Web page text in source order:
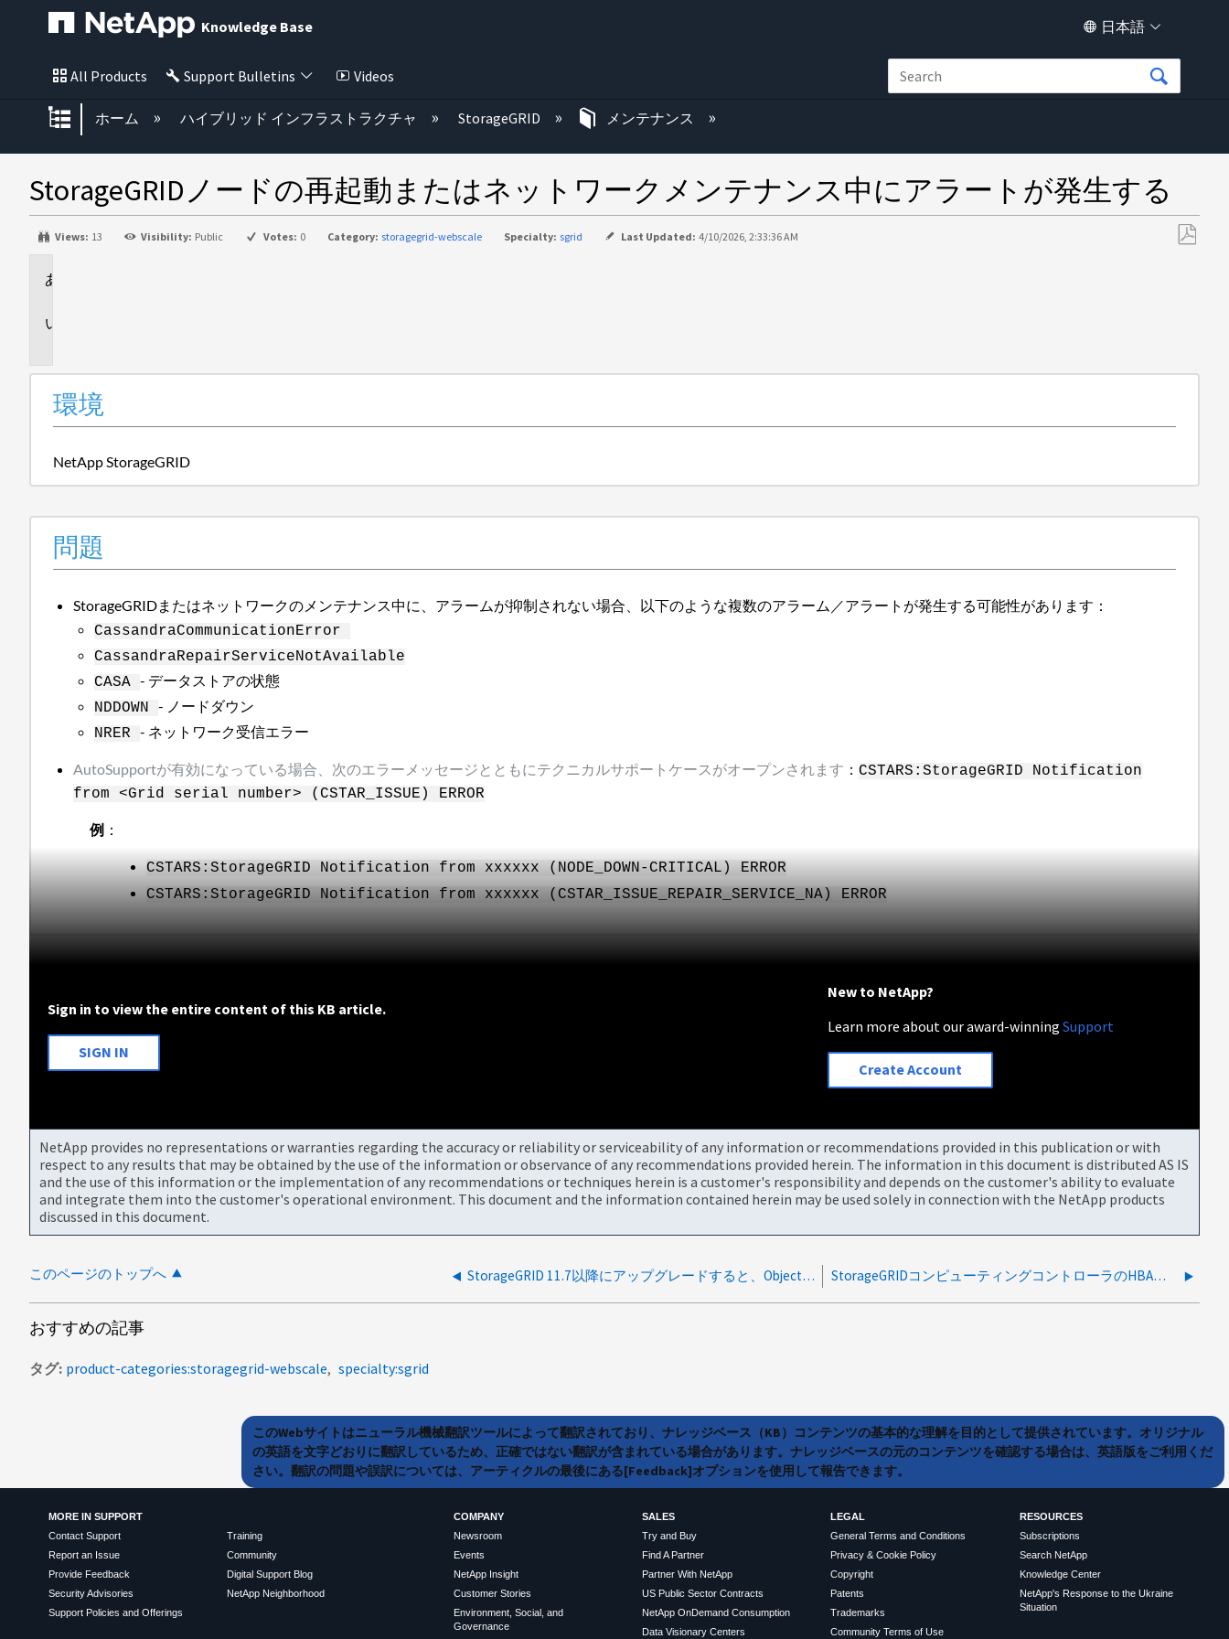
Knowledge Base 日本語
All Products Support Bulletins Videos
グローバル階層を展開/折りたたむ
ホーム ハイブリッド インフラストラクチャ StorageGRID メンテナンス
StorageGRIDノードの再起動またはネットワークメンテナンス中にアラートが発生する
Views: 13 Visibility: Public Votes: 0 Category: storagegrid-webscale Specialty: sgrid Last Updated: 4/10/2026, 2:33:36 AM
環境
NetApp StorageGRID
問題
StorageGRIDまたはネットワークのメンテナンス中に、アラームが抑制されない場合、以下のような複数のアラーム／アラートが発生する可能性があります：
CassandraCommunicationError
CassandraRepairServiceNotAvailable
CASA - データストアの状態
NDDOWN - ノードダウン
NRER - ネットワーク受信エラー
AutoSupportが有効になっている場合、次のエラーメッセージとともにテクニカルサポートケースがオープンされます ：CSTARS:StorageGRID Notification
from <Grid serial number> (CSTAR_ISSUE)
ERROR
例 ：
CSTARS:StorageGRID Notification from xxxxxx (NODE_DOWN-CRITICAL) ERROR
CSTARS:StorageGRID Notification from xxxxxx (CSTAR_ISSUE_REPAIR_SERVICE_NA) ERROR
Sign in to view the entire content of this KB article.
SIGN IN
New to NetApp?
Learn more about our award-winningSupport
Create Account
NetApp provides no representations or warranties regarding the accuracy or reliability or serviceability of any information or recommendations provided in this publication or with
respect to any results that may be obtained by the use of the information or observance of any recommendations provided herein. The information in this document is distributed AS IS
and the use of this information or the implementation of any recommendations or techniques herein is a customer's responsibility and depends on the customer's ability to evaluate
and integrate them into the customer's operational environment. This document and the information contained herein may be used solely in connection with the NetApp products
discussed in this document.
このページのトップへ StorageGRID 11.7以降にアップグレードすると、Object-Storeが「使用できない」/ S3アプリケーションへの接続が失われる StorageGRIDコンピューティングコントローラのHBAポートで黄色のライトが点灯
おすすめの記事
タグ product-categories:storagegrid-webscale specialty:sgrid
このWebサイトはニューラル機械翻訳ツールによって翻訳されており、ナレッジベース（KB）コンテンツの基本的な理解を目的として提供されています。オリジナル
の英語を文字どおりに翻訳しているため、正確ではない翻訳が含まれている場合があります。ナレッジベースの元のコンテンツを確認する場合は、英語版をご利用くだ
さい。翻訳の問題や誤訳については、アーティクルの最後にある[Feedback]オプションを使用して報告できます。
MORE IN SUPPORT
Contact Support
Report an Issue
Provide Feedback
Security Advisories
Support Policies and Offerings
Training
Community
Digital Support Blog
NetApp Neighborhood
COMPANY
Newsroom
Events
NetApp Insight
Customer Stories
Environment, Social, and
Governance
SALES
Try and Buy
Find A Partner
Partner With NetApp
US Public Sector Contracts
NetApp OnDemand Consumption
Data Visionary Centers
LEGAL
General Terms and Conditions
Privacy & Cookie Policy
Copyright
Patents
Trademarks
Community Terms of Use
RESOURCES
Subscriptions
Search NetApp
Knowledge Center
NetApp's Response to the Ukraine
Situation